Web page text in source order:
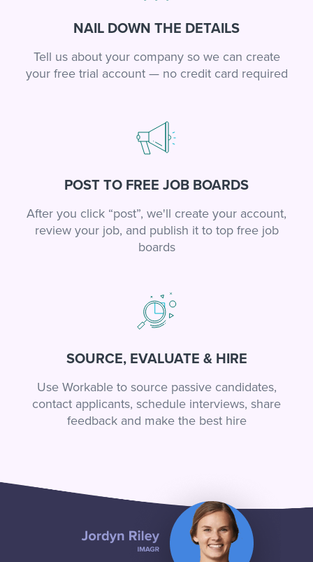
NAIL DOWN THE DETAILS
Tell us about your company so we can create
your free trial account — no credit card required
POST TO FREE JOB BOARDS
After you click “post”, we'll create your account,
review your job, and publish it to top free job
boards
SOURCE, EVALUATE & HIRE
Use Workable to source passive candidates,
contact applicants, schedule interviews, share
feedback and make the best hire